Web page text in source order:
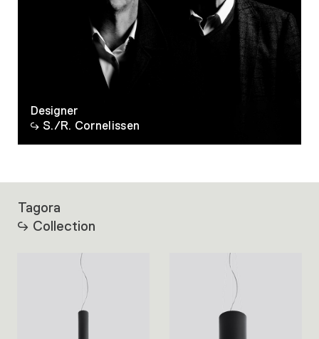
Designer
S./R. Cornelissen
Tagora
Collection